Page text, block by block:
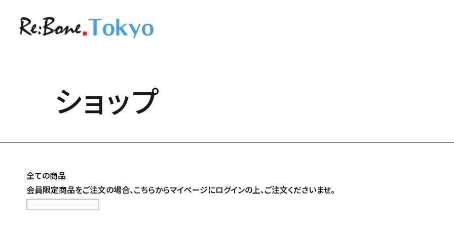
ショップ
全ての商品
会員限定商品をご注文の場合、こちらからマイページにログインの上、ご注文くださいませ。